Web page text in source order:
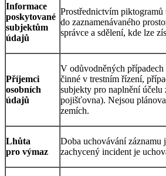
Informace
poskytované
subjektům
údajů
Prostřednictvím piktogramů
do zaznamenávaného
správce a sdělení, kde lze
Příjemci
osobních
údajů
V odůvodněných
činné v trestním řízení,
subjekty pro naplnění účelu
pojišťovna). Nejsou
zemích.
Lhůta
pro výmaz
Doba uchovávání záznamu
zachycený incident je